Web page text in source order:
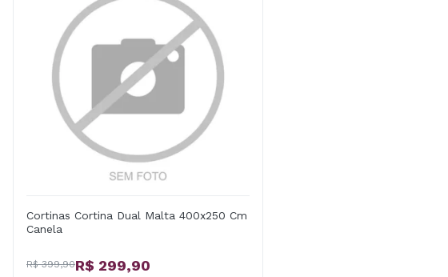
Cortinas Cortina Dual Malta 400x250 Cm
Canela
R$ 399,90R$ 299,90